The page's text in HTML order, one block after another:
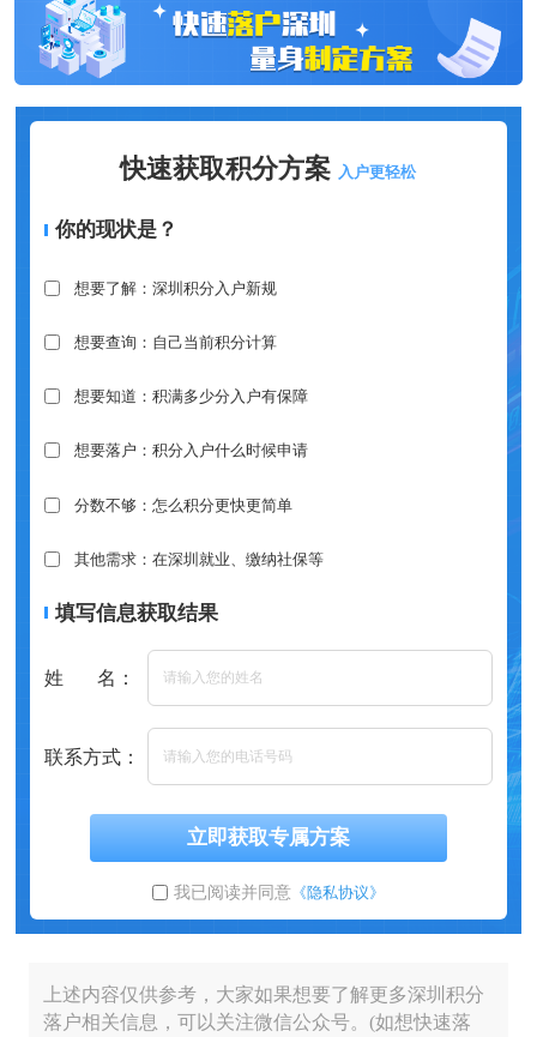
快速获取积分方案 入户更轻松
你的现状是？
想要了解：深圳积分入户新规
想要查询：自己当前积分计算
想要知道：积满多少分入户有保障
想要落户：积分入户什么时候申请
分数不够：怎么积分更快更简单
其他需求：在深圳就业、缴纳社保等
填写信息获取结果
姓 名：
联系方式：
立即获取专属方案
我已阅读并同意 《隐私协议》
上述内容仅供参考，大家如果想要了解更多深圳积分
落户相关信息，可以关注微信公众号。(如想快速落